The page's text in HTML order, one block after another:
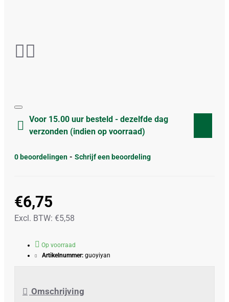
Voor 15.00 uur besteld - dezelfde dag
verzonden (indien op voorraad)
0 beoordelingen - Schrijf een beoordeling
€6,75
Excl. BTW: €5,58
Op voorraad
Artikelnummer: guoyiyan
Omschrijving